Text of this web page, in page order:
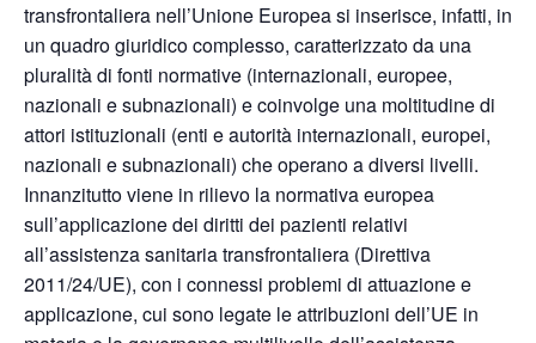
transfrontaliera nell’Unione Europea si inserisce, infatti, in
un quadro giuridico complesso, caratterizzato da una
pluralità di fonti normative (internazionali, europee,
nazionali e subnazionali) e coinvolge una moltitudine di
attori istituzionali (enti e autorità internazionali, europei,
nazionali e subnazionali) che operano a diversi livelli.
Innanzitutto viene in rilievo la normativa europea
sull’applicazione dei diritti dei pazienti relativi
all’assistenza sanitaria transfrontaliera (Direttiva
2011/24/UE), con i connessi problemi di attuazione e
applicazione, cui sono legate le attribuzioni dell’UE in